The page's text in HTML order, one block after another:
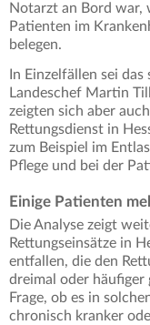
Notarzt an Bord war,
Patienten im
belegen.
In Einzelfällen sei
Landeschef Martin
zeigten sich aber
Rettungsdienst in
zum Beispiel im
Pflege und bei der
Einige Patienten
Die Analyse zeigt
Rettungseinsätze in
entfallen, die den
dreimal oder häufiger
Frage, ob es in
chronisch kranker